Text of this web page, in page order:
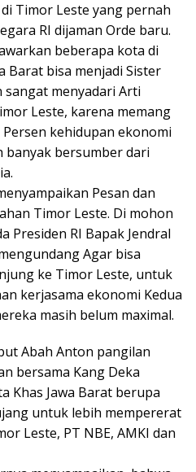
Timor Leste yang pernah
RI dijaman Orde baru.
beberapa kota di
Barat bisa menjadi Sister
sangat menyadari Arti
Leste, karena memang
kehidupan ekonomi
banyak bersumber dari
Pesan dan
Timor Leste. Di mohon
Presiden RI Bapak Jendral
Agar bisa
ke Timor Leste, untuk
kerjasama ekonomi Kedua
masih belum maximal.
Abah Anton pangilan
bersama Kang Deka
Khas Jawa Barat berupa
untuk lebih mempererat
Leste, PT NBE, AMKI dan